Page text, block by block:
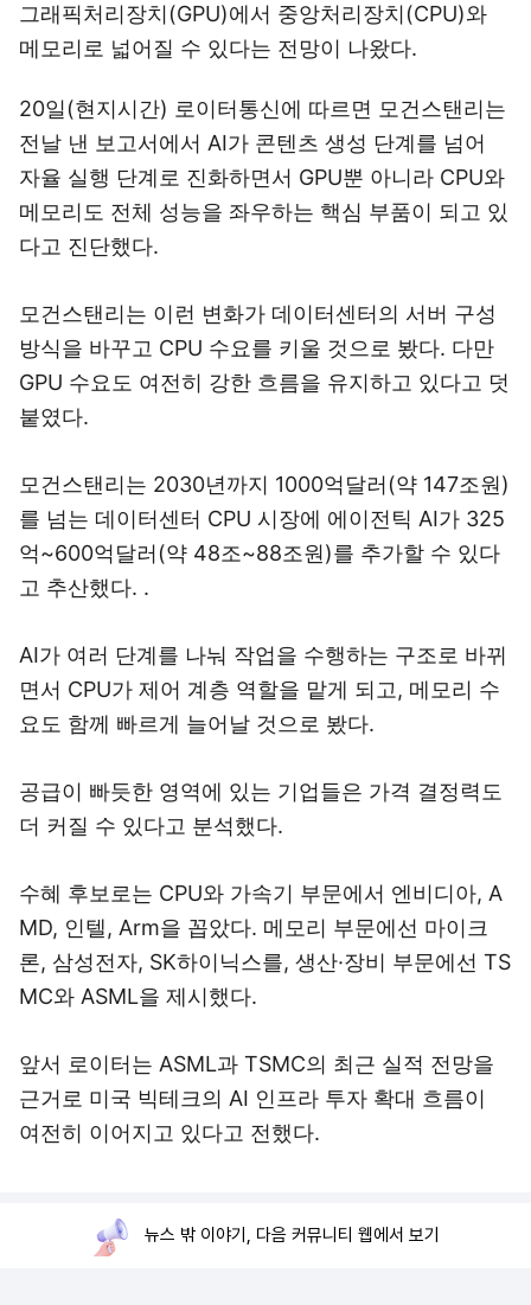
그래픽처리장치(GPU)에서 중앙처리장치(CPU)와
메모리로 넓어질 수 있다는 전망이 나왔다.
20일(현지시간) 로이터통신에 따르면 모건스탠리는
전날 낸 보고서에서 AI가 콘텐츠 생성 단계를 넘어
자율 실행 단계로 진화하면서 GPU뿐 아니라 CPU와
메모리도 전체 성능을 좌우하는 핵심 부품이 되고 있
다고 진단했다.
모건스탠리는 이런 변화가 데이터센터의 서버 구성
방식을 바꾸고 CPU 수요를 키울 것으로 봤다. 다만
GPU 수요도 여전히 강한 흐름을 유지하고 있다고 덧
붙였다.
모건스탠리는 2030년까지 1000억달러(약 147조원)
를 넘는 데이터센터 CPU 시장에 에이전틱 AI가 325
억~600억달러(약 48조~88조원)를 추가할 수 있다
고 추산했다. .
AI가 여러 단계를 나눠 작업을 수행하는 구조로 바뀌
면서 CPU가 제어 계층 역할을 맡게 되고, 메모리 수
요도 함께 빠르게 늘어날 것으로 봤다.
공급이 빠듯한 영역에 있는 기업들은 가격 결정력도
더 커질 수 있다고 분석했다.
수혜 후보로는 CPU와 가속기 부문에서 엔비디아, A
MD, 인텔, Arm을 꼽았다. 메모리 부문에선 마이크
론, 삼성전자, SK하이닉스를, 생산·장비 부문에선 TS
MC와 ASML을 제시했다.
앞서 로이터는 ASML과 TSMC의 최근 실적 전망을
근거로 미국 빅테크의 AI 인프라 투자 확대 흐름이
여전히 이어지고 있다고 전했다.
뉴스 밖 이야기, 다음 커뮤니티 웹에서 보기